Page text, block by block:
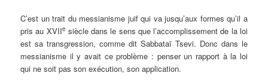
C’est un trait du messianisme juif qui va jusqu’aux formes qu’il a
pris au XVIIe siècle dans le sens que l’accomplissement de la loi
est sa transgression, comme dit Sabbataï Tsevi. Donc dans le
messianisme il y avait ce problème : penser un rapport à la loi
qui ne soit pas son exécution, son application.